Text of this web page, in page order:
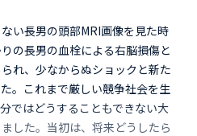
い長男の頭部MRI画像を見た時
の長男の血栓による右脳損傷と
れ、少なからぬショックと新た
。これまで厳しい競争社会を生
ではどうすることもできない大
した。当初は、将来どうしたら